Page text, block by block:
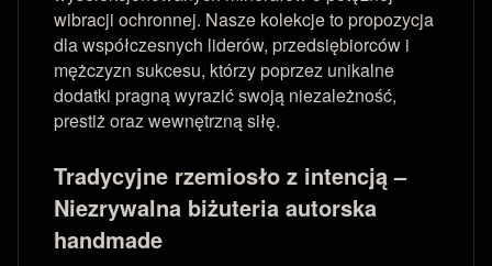
wibracji ochronnej. Nasze kolekcje to propozycja
dla współczesnych liderów, przedsiębiorców i
mężczyzn sukcesu, którzy poprzez unikalne
dodatki pragną wyrazić swoją niezależność,
prestiż oraz wewnętrzną siłę.
Tradycyjne rzemiosło z intencją –
Niezrywalna biżuteria autorska
handmade